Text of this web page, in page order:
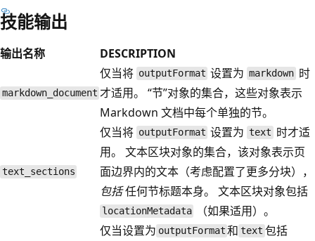
技能输出
输出名称 DESCRIPTION
markdown_document
仅当将 outputFormat 设置为 markdown 时
才适用。 “节”对象的集合，这些对象表示
Markdown 文档中每个单独的节。
text_sections
仅当将 outputFormat 设置为text 时才适
用。 文本区块对象的集合，该对象表示页
面边界内的文本（考虑配置了更多分块），
包括任何节标题本身。 文本区块对象包括
locationMetadata （如果适用）。
仅当设置为 outputFormat 和text 包括